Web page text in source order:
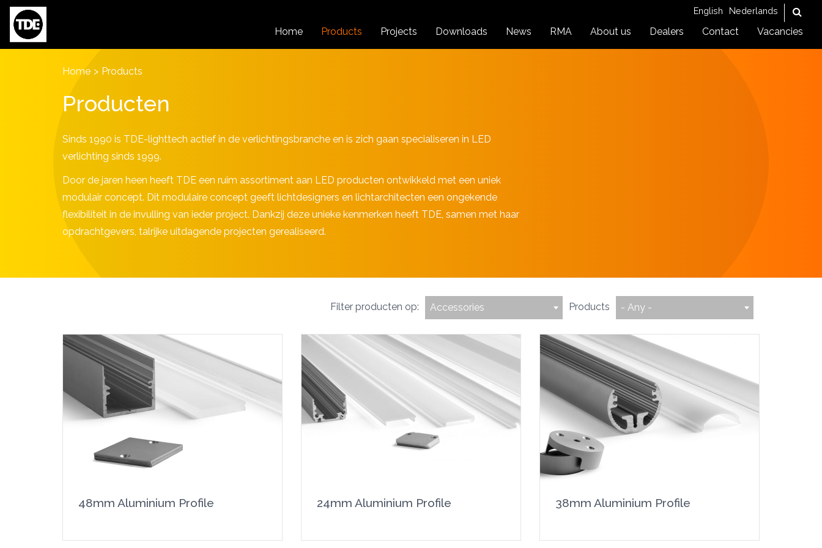
Skip to main content English Nederlands
Home Products Projects Downloads News RMA About us Dealers Contact Vacancies
Home > Products
Producten
Sinds 1990 is TDE-lighttech actief in de verlichtingsbranche en is zich gaan specialiseren in LED
verlichting sinds 1999.
Door de jaren heen heeft TDE een ruim assortiment aan LED producten ontwikkeld met een uniek
modulair concept. Dit modulaire concept geeft lichtdesigners en lichtarchitecten een ongekende
flexibiliteit in de invulling van ieder project. Dankzij deze unieke kenmerken heeft TDE, samen met haar
opdrachtgevers, talrijke uitdagende projecten gerealiseerd.
Filter producten op: Accessories Products - Any -
48mm Aluminium Profile 24mm Aluminium Profile 38mm Aluminium Profile